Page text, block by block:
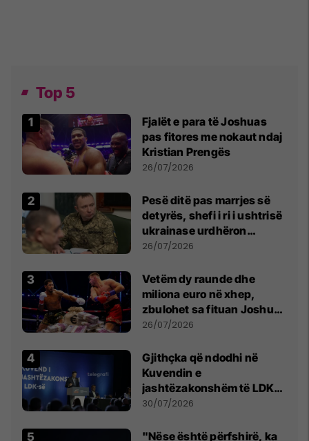
Top 5
Fjalët e para të Joshuas
pas fitores me nokaut ndaj
Kristian Prengës
26/07/2026
Pesë ditë pas marrjes së
detyrës, shefi i ri i ushtrisë
ukrainase urdhëron
kontroll të madh
26/07/2026
Vetëm dy raunde dhe
miliona euro në xhep,
zbulohet sa fituan Joshua
e Prenga
26/07/2026
Gjithçka që ndodhi në
Kuvendin e
jashtëzakonshëm të LDK-
së
30/07/2026
"Nëse është përfshirë, ka